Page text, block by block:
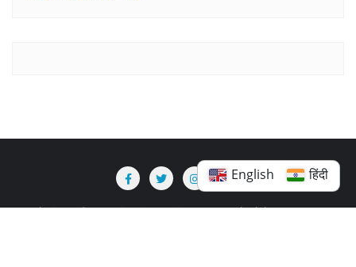
English हिंदी